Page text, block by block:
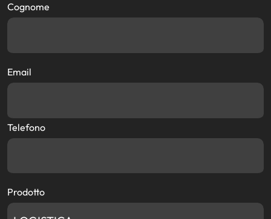
Cognome
Email
Telefono
Prodotto